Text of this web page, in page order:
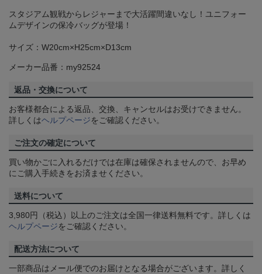
スタジアム観戦からレジャーまで大活躍間違いなし！ユニフォー
ムデザインの保冷バッグが登場！
サイズ：W20cm×H25cm×D13cm
メーカー品番：my92524
返品・交換について
お客様都合による返品、交換、キャンセルはお受けできません。
詳しくはヘルプページをご確認ください。
ご注文の確定について
買い物かごに入れるだけでは在庫は確保されませんので、お早め
にご購入手続きをお済ませください。
送料について
3,980円（税込）以上のご注文は全国一律送料無料です。詳しくは
ヘルプページをご確認ください。
配送方法について
一部商品はメール便でのお届けとなる場合がございます。詳しく